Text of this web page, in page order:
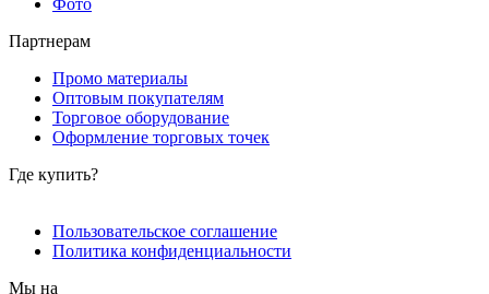
Фото
Партнерам
Промо материалы
Оптовым покупателям
Торговое оборудование
Оформление торговых точек
Где купить?
Пользовательское соглашение
Политика конфиденциальности
Мы на